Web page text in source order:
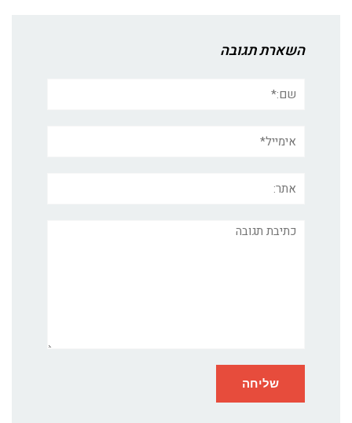
השארת תגובה
תגובה